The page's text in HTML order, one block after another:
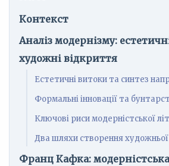
Контекст
Аналіз модернізму:
художні відкриття
Естетичні витоки та синтез
Формальні інновації та
Ключові риси модерністської
Два шляхи створення художньої
Франц Кафка: